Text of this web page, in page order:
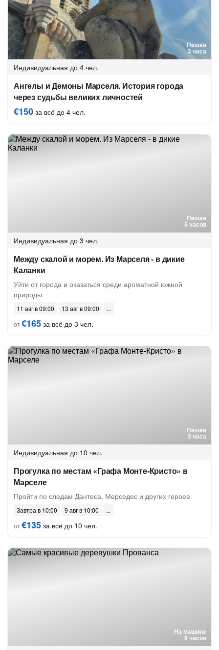
Пешая
3 часа
Индивидуальная до 4 чел.
Ангелы и Демоны Марселя. История города
через судьбы великих личностей
€150 за всё до 4 чел.
Пешая
5 часов
Индивидуальная до 3 чел.
Между скалой и морем. Из Марселя - в дикие
Каланки
Уйти от города и оказаться среди ароматной южной
природы
11 авг в 09:00
13 авг в 09:00
от€165 за всё до 3 чел.
Пешая
3 часа
Индивидуальная до 10 чел.
Прогулка по местам «Графа Монте-Кристо» в
Марселе
Пройти по следам Дантеса, Мерседес и других героев
Завтра в 10:00
9 авг в 10:00
от€135 за всё до 10 чел.
На машине
6 часов